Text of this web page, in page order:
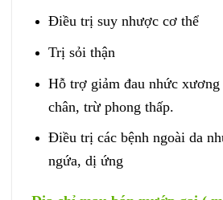
Điều trị suy nhược cơ thể
Trị sỏi thận
Hỗ trợ giảm đau nhức
chân, trừ phong thấp.
Điều trị các bệnh ngoài da
ngứa, dị ứng